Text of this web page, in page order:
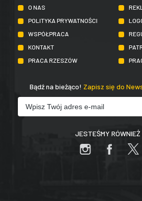
O NAS
POLITYKA PRYWATNOŚCI
WSPÓŁPRACA
KONTAKT
PRACA RZESZÓW
Bądź na bieżąco! Zapisz się do
JESTEŚMY RÓWNIEŻ